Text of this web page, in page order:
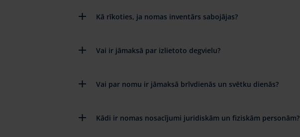
Kā rīkoties, ja nomas inventārs sabojājas?
Vai ir jāmaksā par izlietoto degvielu?
Vai par nomu ir jāmaksā brīvdienās un svētku dienās?
Kādi ir nomas nosacījumi juridiskām un fiziskām personām?